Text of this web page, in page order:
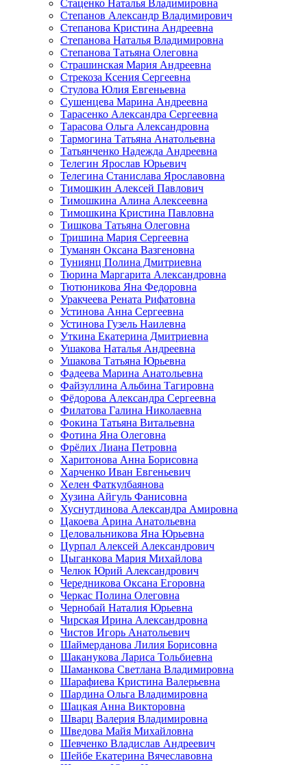
Стаценко Наталья Владимировна
Степанов Александр Владимирович
Степанова Кристина Андреевна
Степанова Наталья Владимировна
Степанова Татьяна Олеговна
Страшинская Мария Андреевна
Стрекоза Ксения Сергеевна
Стулова Юлия Евгеньевна
Сушенцева Марина Андреевна
Тарасенко Александра Сергеевна
Тарасова Ольга Александровна
Тармогина Татьяна Анатольевна
Татьянченко Надежда Андреевна
Телегин Ярослав Юрьевич
Телегина Станислава Ярославовна
Тимошкин Алексей Павлович
Тимошкина Алина Алексеевна
Тимошкина Кристина Павловна
Тишкова Татьяна Олеговна
Тришина Мария Сергеевна
Туманян Оксана Вазгеновна
Туниянц Полина Дмитриевна
Тюрина Маргарита Александровна
Тютюникова Яна Федоровна
Уракчеева Рената Рифатовна
Устинова Анна Сергеевна
Устинова Гузель Наилевна
Уткина Екатерина Дмитриевна
Ушакова Наталья Андреевна
Ушакова Татьяна Юрьевна
Фадеева Марина Анатольевна
Файзуллина Альбина Тагировна
Фёдорова Александра Сергеевна
Филатова Галина Николаевна
Фокина Татьяна Витальевна
Фотина Яна Олеговна
Фрёлих Лиана Петровна
Харитонова Анна Борисовна
Харченко Иван Евгеньевич
Хелен Фаткулбаянова
Хузина Айгуль Фанисовна
Хуснутдинова Александра Амировна
Цакоева Арина Анатольевна
Целовальникова Яна Юрьевна
Цурпал Алексей Александрович
Цыганкова Мария Михайлова
Челюк Юрий Александрович
Чередникова Оксана Егоровна
Черкас Полина Олеговна
Чернобай Наталия Юрьевна
Чирская Ирина Александровна
Чистов Игорь Анатольевич
Шаймерданова Лилия Борисовна
Шаканукова Лариса Тольбиевна
Шаманкова Светлана Владимировна
Шарафиева Кристина Валерьевна
Шардина Ольга Владимировна
Шацкая Анна Викторовна
Шварц Валерия Владимировна
Шведова Майя Михайловна
Шевченко Владислав Андреевич
Шейбе Екатерина Вячеславовна